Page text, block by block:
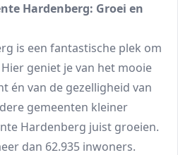
Hardenberg: Groei en
is een fantastische plek om
geniet je van het mooie
én van de gezelligheid van
gemeenten kleiner
Hardenberg juist groeien.
dan 62.935 inwoners.